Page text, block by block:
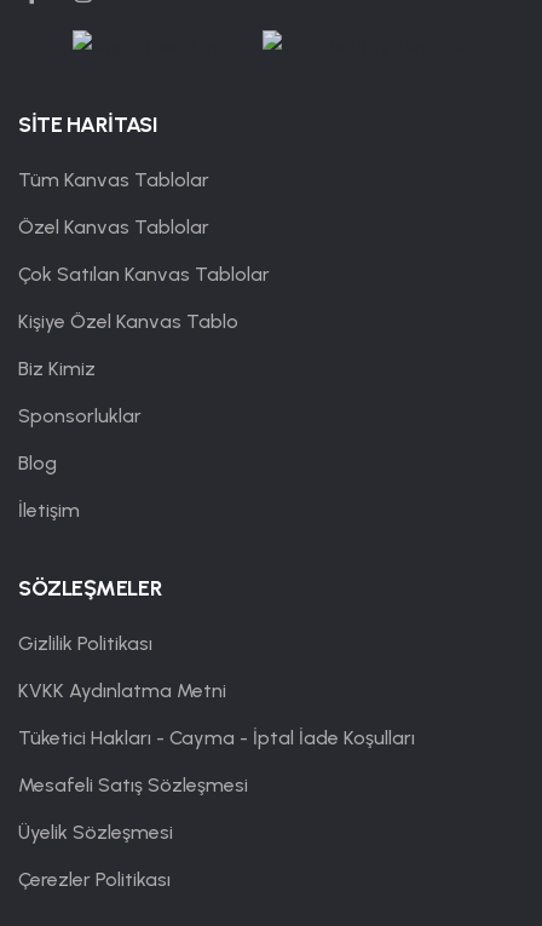
SİTE HARİTASI
Tüm Kanvas Tablolar
Özel Kanvas Tablolar
Çok Satılan Kanvas Tablolar
Kişiye Özel Kanvas Tablo
Biz Kimiz
Sponsorluklar
Blog
İletişim
SÖZLEŞMELER
Gizlilik Politikası
KVKK Aydınlatma Metni
Tüketici Hakları - Cayma - İptal İade Koşulları
Mesafeli Satış Sözleşmesi
Üyelik Sözleşmesi
Çerezler Politikası